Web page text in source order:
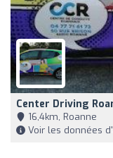
Center Driving
16,4km, Roanne
Voir les données